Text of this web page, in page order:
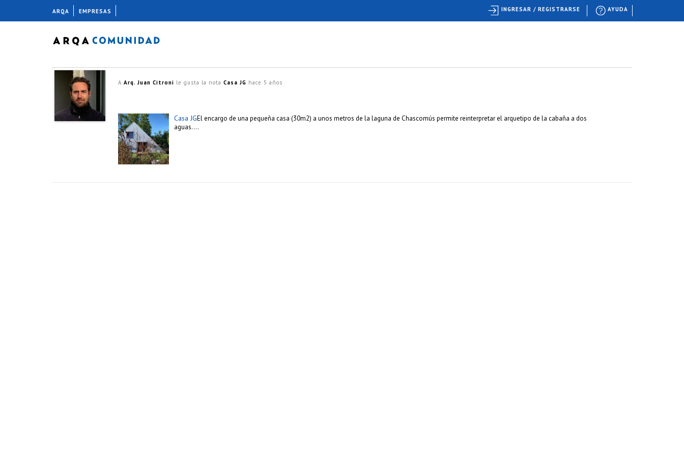
A Arq. Juan Citroni le gusta la nota Casa JG hace 5 años
Casa JGEl encargo de una pequeña casa (30m2) a unos metros de la laguna de Chascomús permite reinterpretar el arquetipo de la cabaña a dos
aguas….
ARQA EMPRESAS AYUDA
INGRESAR / REGISTRARSE